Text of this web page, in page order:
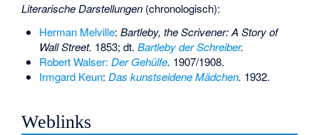
Literarische Darstellungen (chronologisch):
Herman Melville: Bartleby, the Scrivener: A Story of
Wall Street. 1853; dt. Bartleby der Schreiber.
Robert Walser: Der Gehülfe. 1907/1908.
Irmgard Keun: Das kunstseidene Mädchen. 1932.
Weblinks